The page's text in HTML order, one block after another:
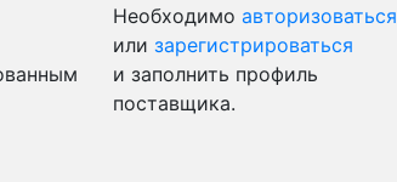
Необходимо авторизоваться
или зарегистрироваться
и заполнить профиль
поставщика.